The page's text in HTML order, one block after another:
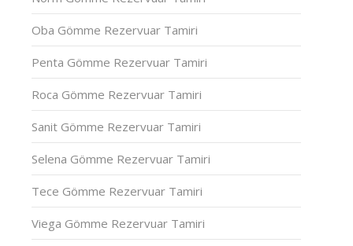
Oba Gömme Rezervuar Tamiri
Penta Gömme Rezervuar Tamiri
Roca Gömme Rezervuar Tamiri
Sanit Gömme Rezervuar Tamiri
Selena Gömme Rezervuar Tamiri
Tece Gömme Rezervuar Tamiri
Viega Gömme Rezervuar Tamiri